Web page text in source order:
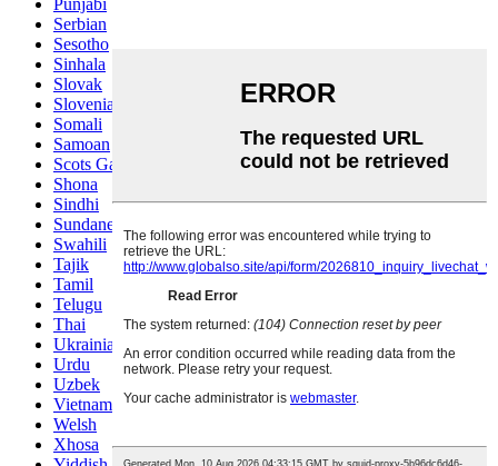
Punjabi
Serbian
Sesotho
Sinhala
Slovak
Slovenian
Somali
Samoan
Scots Gaelic
Shona
Sindhi
Sundanese
Swahili
Tajik
Tamil
Telugu
Thai
Ukrainian
Urdu
Uzbek
Vietnamese
Welsh
Xhosa